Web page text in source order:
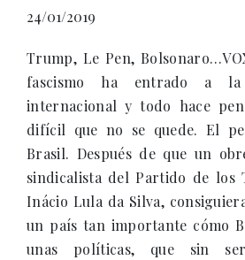
24/01/2019
Trump, Le Pen,
fascismo ha entrado a la
internacional y todo hace
difícil que no se quede. El
Brasil. Después de que un
sindicalista del Partido de los
Inácio Lula da Silva,
un país tan importante cómo
unas políticas, que sin ser